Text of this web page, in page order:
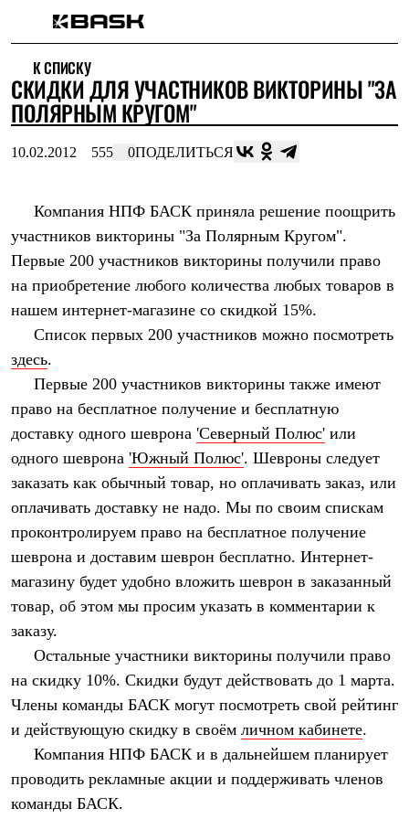
Интернет-магазин
Мужская одежда
Утепленная пухом
Куртки
Жилеты
Куртки
Штормовая одежда
Куртки
Софтшелл одежда
Куртки
Брюки
Флисовая одежда
Куртки
Брюки
Термобелье
Теплое термобелье
Среднее термобелье
Легкое термобелье
Лёгкая одежда
Футболки
Толстовки
Брюки
Женская одежда
Утепленная пухом
Жилеты
Утепленная синтетикой
Брюки
Штормовая одежда
Куртки
Софтшелл одежда
Куртки
Брюки
Лёгкая одежда
К СПИСКУ
СКИДКИ ДЛЯ УЧАСТНИКОВ ВИКТОРИНЫ "ЗА
ПОЛЯРНЫМ КРУГОМ"
10.02.2012 555 0ПОДЕЛИТЬСЯ
Компания НПФ БАСК приняла решение поощрить
участников викторины "За Полярным Кругом".
Первые 200 участников викторины получили право
на приобретение любого количества любых товаров в
нашем интернет-магазине со скидкой 15%.
Список первых 200 участников можно посмотреть
здесь.
Первые 200 участников викторины также имеют
право на бесплатное получение и бесплатную
доставку одного шеврона 'Северный Полюс' или
одного шеврона 'Южный Полюс'. Шевроны следует
заказать как обычный товар, но оплачивать заказ, или
оплачивать доставку не надо. Мы по своим спискам
проконтролируем право на бесплатное получение
шеврона и доставим шеврон бесплатно. Интернет-
магазину будет удобно вложить шеврон в заказанный
товар, об этом мы просим указать в комментарии к
заказу.
Остальные участники викторины получили право
на скидку 10%. Скидки будут действовать до 1 марта.
Члены команды БАСК могут посмотреть свой рейтинг
и действующую скидку в своём личном кабинете.
Компания НПФ БАСК и в дальнейшем планирует
проводить рекламные акции и поддерживать членов
команды БАСК.